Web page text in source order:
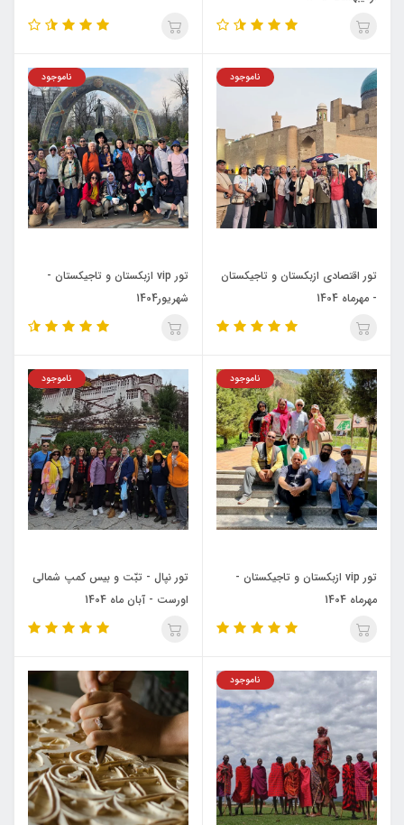
ناموجود
تور اقتصادی ازبکستان و تاجیکستان
- مهرماه 1404
ناموجود
تور vip ازبکستان و تاجیکستان -
شهریور1404
ناموجود
تور vip ازبکستان و تاجیکستان -
مهرماه 1404
ناموجود
تور نپال - تبّت و بیس کمپ شمالی
اورست - آبان ماه 1404
ناموجود